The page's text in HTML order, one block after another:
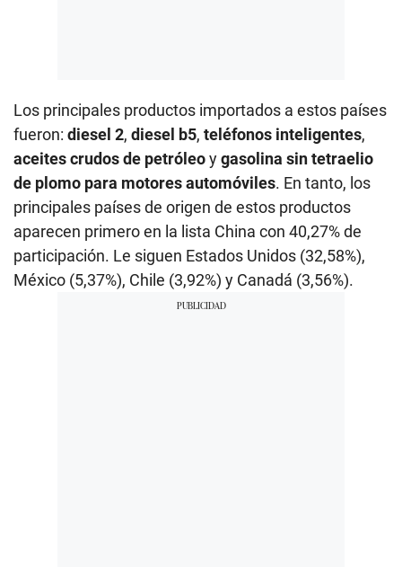
Los principales productos importados a estos países
fueron: diesel 2, diesel b5, teléfonos inteligentes,
aceites crudos de petróleoygasolina sin tetraelio
de plomo para motores automóviles. En tanto, los
principales países de origen de estos productos
aparecen primero en la lista China con 40,27% de
participación. Le siguen Estados Unidos (32,58%),
México (5,37%), Chile (3,92%) y Canadá (3,56%).